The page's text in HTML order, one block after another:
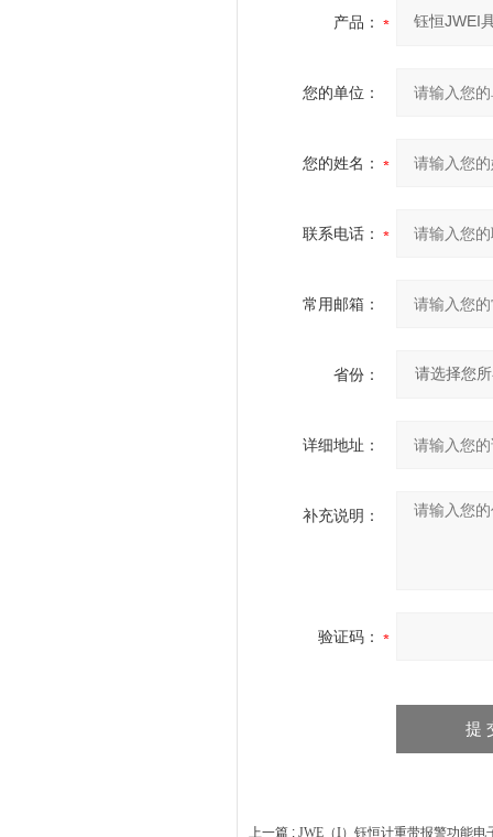
产品：
您的单位：
您的姓名：
联系电话：
常用邮箱：
省份：
详细地址：
补充说明：
验证码：
上一篇 : JWE（I）钰恒计重带报警功能电